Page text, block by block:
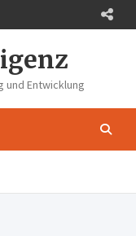
und Entwicklung